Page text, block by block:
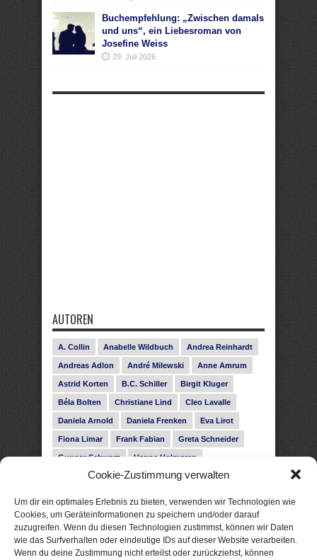
Cookie-Zustimmung verwalten
Um dir ein optimales Erlebnis zu bieten, verwenden wir Technologien wie
Cookies, um Geräteinformationen zu speichern und/oder darauf
zuzugreifen. Wenn du diesen Technologien zustimmst, können wir Daten
wie das Surfverhalten oder eindeutige IDs auf dieser Website verarbeiten.
Wenn du deine Zustimmung nicht erteilst oder zurückziehst, können
Buchempfehlung: „Zwischen damals
und uns“, ein Liebesroman von
Josefine Weiss
29. Juli 2026
AUTOREN
A. Collin Anabelle Wildbuch Andrea Reinhardt
Andreas Adlon André Milewski Anne Amrum
Astrid Korten B.C. Schiller Birgit Kluger
Béla Bolten Christiane Lind Cleo Lavalle
Daniela Arnold Daniela Frenken Eva Lirot
Fiona Limar Frank Fabian Greta Schneider
Gunnar Schwarz Hanna Holmgren
Heike Fröhling Ina Glahe Ivo Pala J. Vellguth
Leonie Haubrich Lilly Labord Livia Pipes
Malin Blunk Marcus Hünnebeck Martin Krist
Melisa Schwermer Nele Bruun Nika Lubitsch